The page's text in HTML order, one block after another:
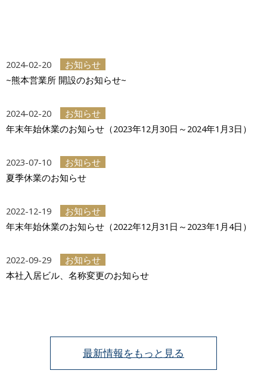
2024-02-20
お知らせ
~熊本営業所 開設のお知らせ~
2024-02-20
お知らせ
年末年始休業のお知らせ（2023年12月30日～2024年1月3日）
2023-07-10
お知らせ
夏季休業のお知らせ
2022-12-19
お知らせ
年末年始休業のお知らせ（2022年12月31日～2023年1月4日）
2022-09-29
お知らせ
本社入居ビル、名称変更のお知らせ
最新情報をもっと見る